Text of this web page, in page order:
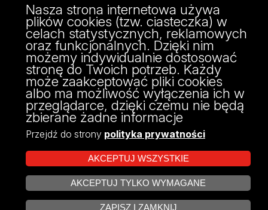
Uniwersytetu Łódzkiego
ul. Matejki 22/26
90-237 Łódź
tel: 42 635 51 22
NIP 724 000 32 43
Projekt Multiportalu UŁ współfinansowany z funduszy Unii Europejskiej w
ramach konkursu NCBR
Nasza strona internetowa używa
plików cookies (tzw. ciasteczka) w
celach statystycznych, reklamowych
oraz funkcjonalnych. Dzięki nim
możemy indywidualnie dostosować
stronę do Twoich potrzeb. Każdy
może zaakceptować pliki cookies
albo ma możliwość wyłączenia ich w
przeglądarce, dzięki czemu nie będą
zbierane żadne informacje
Przejdź do strony polityka prywatności
AKCEPTUJ WSZYSTKIE
AKCEPTUJ TYLKO WYMAGANE
ZAPISZ I ZAMKNIJ
ZARZĄDZAJ COOKIES